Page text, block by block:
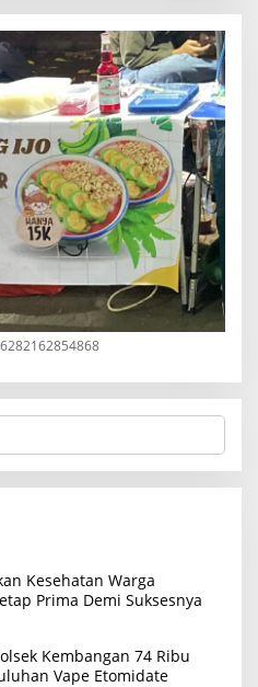
Kesehatan Warga
Prima Demi Suksesnya
Kembangan 74 Ribu
Vape Etomidate